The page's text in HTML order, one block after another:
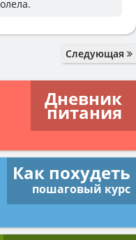
Следующая
Дневник
питания
Как похудеть
пошаговый курс